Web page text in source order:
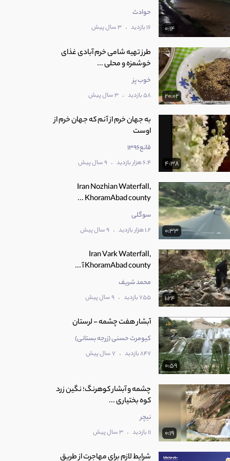
0:14
حوادث
16 بازدید . 3 سال پیش
20:02
طرز تهیه شامی خرم آبادی غذای
خوشمزه و محلی ...
خوب پز
58 بازدید . 3 سال پیش
4:38
به جهان خرم از آنم که جهان خرم از
اوست
قانع1396
6.4 هزار بازدید . 9 سال پیش
0:33
Iran Nozhian Waterfall,
KhoramAbad county ...
سوگلی
1.2 هزار بازدید . 9 سال پیش
1:24
Iran Vark Waterfall,
KhoramAbad county آ ...
محمد شریف
755 بازدید . 9 سال پیش
0:59
آبشار هفت چشمه - لرستان
کیومرث حسنی (زرجه بستانی)
847 بازدید . 7 سال پیش
0:19
چشمه و آبشار کوهرنگ؛ نگین زرد
کوه بختیاری ...
نیچر
11 بازدید . 3 سال پیش
شرایط لازم برای مهاجرت از طریق